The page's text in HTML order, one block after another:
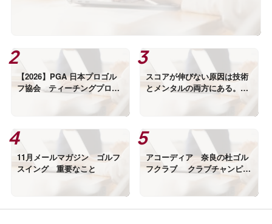
【2026】PGA 日本プロゴル
フ協会 ティーチングプロB
級 受講者選定 実技審査
スコアが伸びない原因は技術
とメンタルの両方にある。
「勝つゴルフ」の考え方
11月メールマガジン ゴルフ
スイング 重要なこと
アコーディア 奈良の杜ゴル
フクラブ クラブチャンピオ